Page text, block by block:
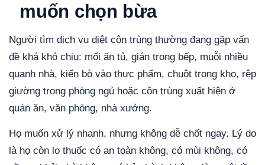
muốn chọn bừa
Người tìm dịch vụ diệt côn trùng thường đang gặp vấn
đề khá khó chịu: mối ăn tủ, gián trong bếp, muỗi nhiều
quanh nhà, kiến bò vào thực phẩm, chuột trong kho, rệp
giường trong phòng ngủ hoặc côn trùng xuất hiện ở
quán ăn, văn phòng, nhà xưởng.
Họ muốn xử lý nhanh, nhưng không dễ chốt ngay. Lý do
là họ còn lo thuốc có an toàn không, có mùi không, có